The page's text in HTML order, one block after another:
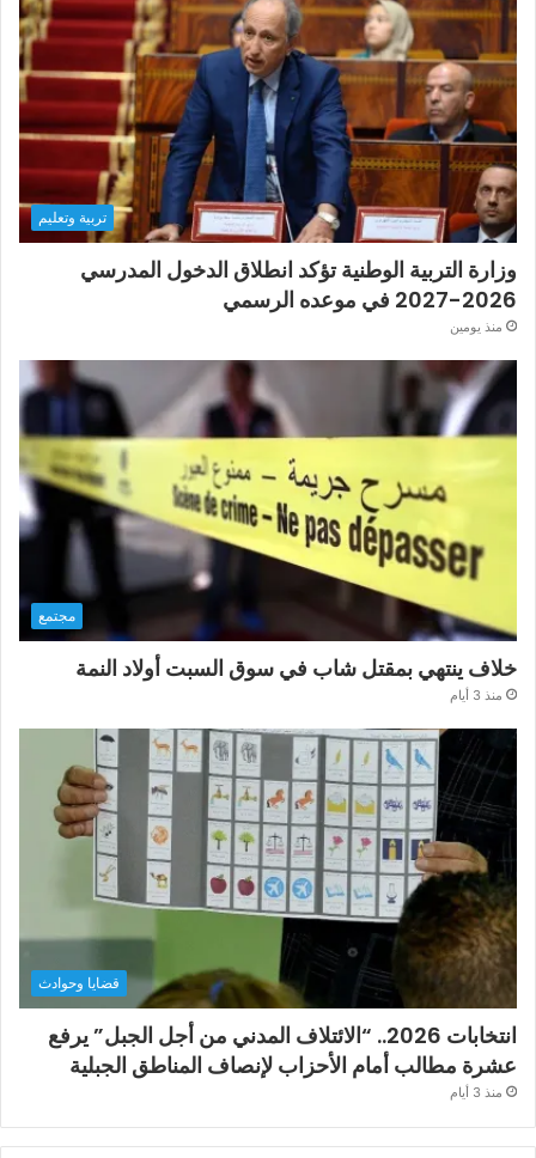
تربية وتعليم
وزارة التربية الوطنية تؤكد انطلاق الدخول المدرسي
2026-2027 في موعده الرسمي
منذ يومين
مجتمع
خلاف ينتهي بمقتل شاب في سوق السبت أولاد النمة
منذ 3 أيام
قضايا وحوادث
انتخابات 2026.. “الائتلاف المدني من أجل الجبل” يرفع
عشرة مطالب أمام الأحزاب لإنصاف المناطق الجبلية
منذ 3 أيام